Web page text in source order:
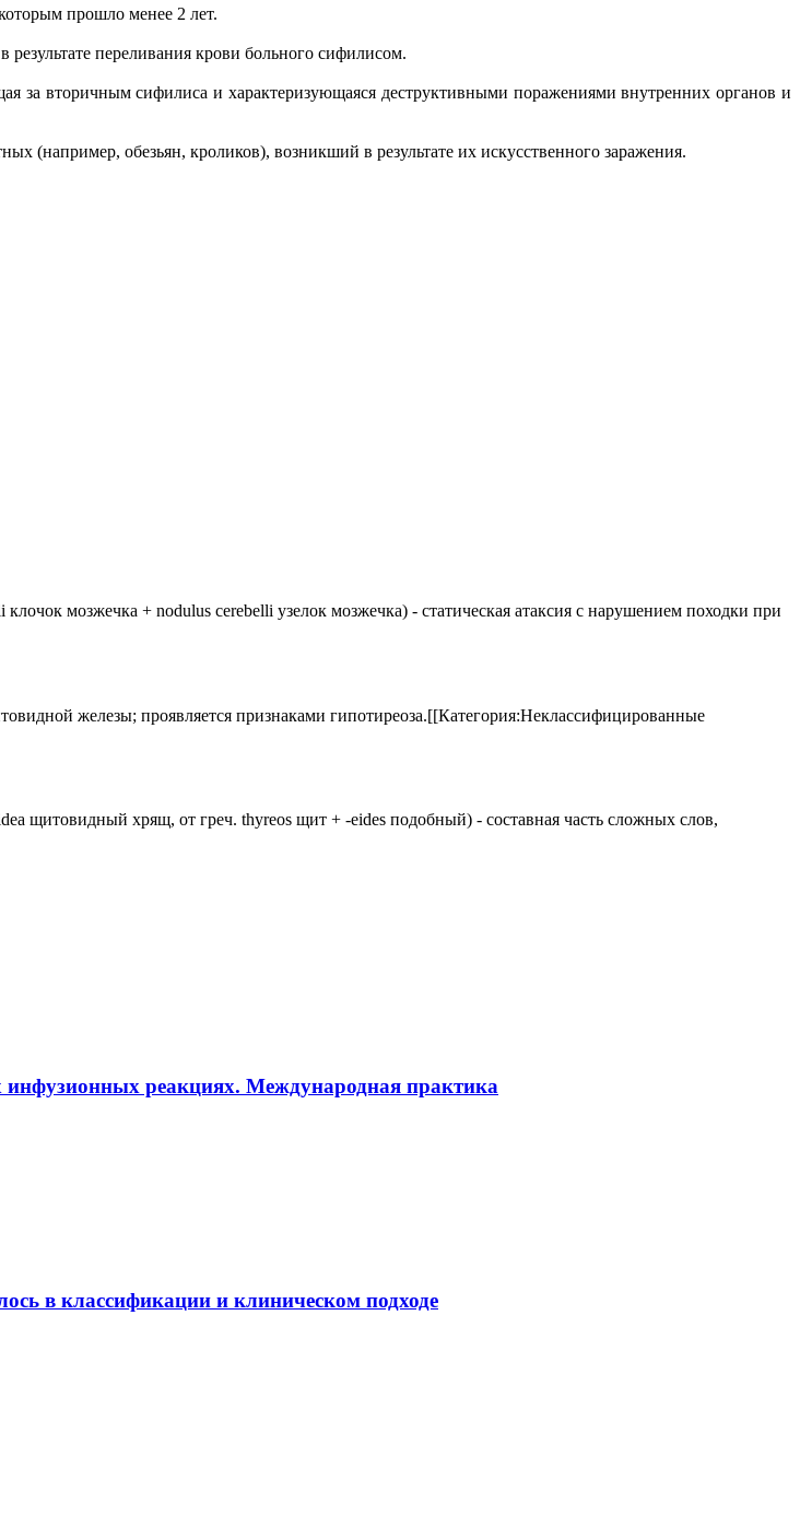
прошло менее 2 лет.
переливания крови больного сифилисом.
за вторичным сифилиса и характеризующаяся деструктивными поражениями внутренних органов и
(например, обезьян, кроликов), возникший в результате их искусственного заражения.
мозжечка + nodulus cerebelli узелок мозжечка) - статическая атаксия с нарушением походки при
железы; проявляется признаками гипотиреоза.[[Категория:Неклассифицированные
щитовидный хрящ, от греч. thyreos щит + -eides подобный) - составная часть сложных слов,
реакциях. Международная практика
в классификации и клиническом подходе